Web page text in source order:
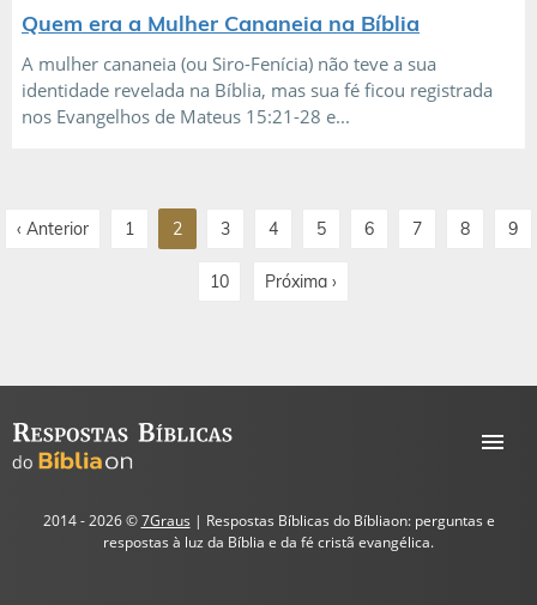
Quem era a Mulher Cananeia na Bíblia
A mulher cananeia (ou Siro-Fenícia) não teve a sua
identidade revelada na Bíblia, mas sua fé ficou registrada
nos Evangelhos de Mateus 15:21-28 e...
‹ Anterior 1 2 3 4 5 6 7 8 9
10 Próxima ›
2014 - 2026 ©7Graus | Respostas Bíblicas do Bíbliaon: perguntas e
respostas à luz da Bíblia e da fé cristã evangélica.